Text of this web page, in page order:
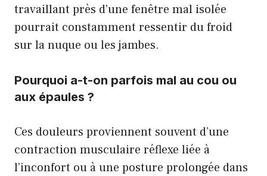
travaillant près d’une fenêtre mal isolée
pourrait constamment ressentir du froid
sur la nuque ou les jambes.
Pourquoi a-t-on parfois mal au cou ou
aux épaules ?
Ces douleurs proviennent souvent d’une
contraction musculaire réflexe liée à
l’inconfort ou à une posture prolongée dans